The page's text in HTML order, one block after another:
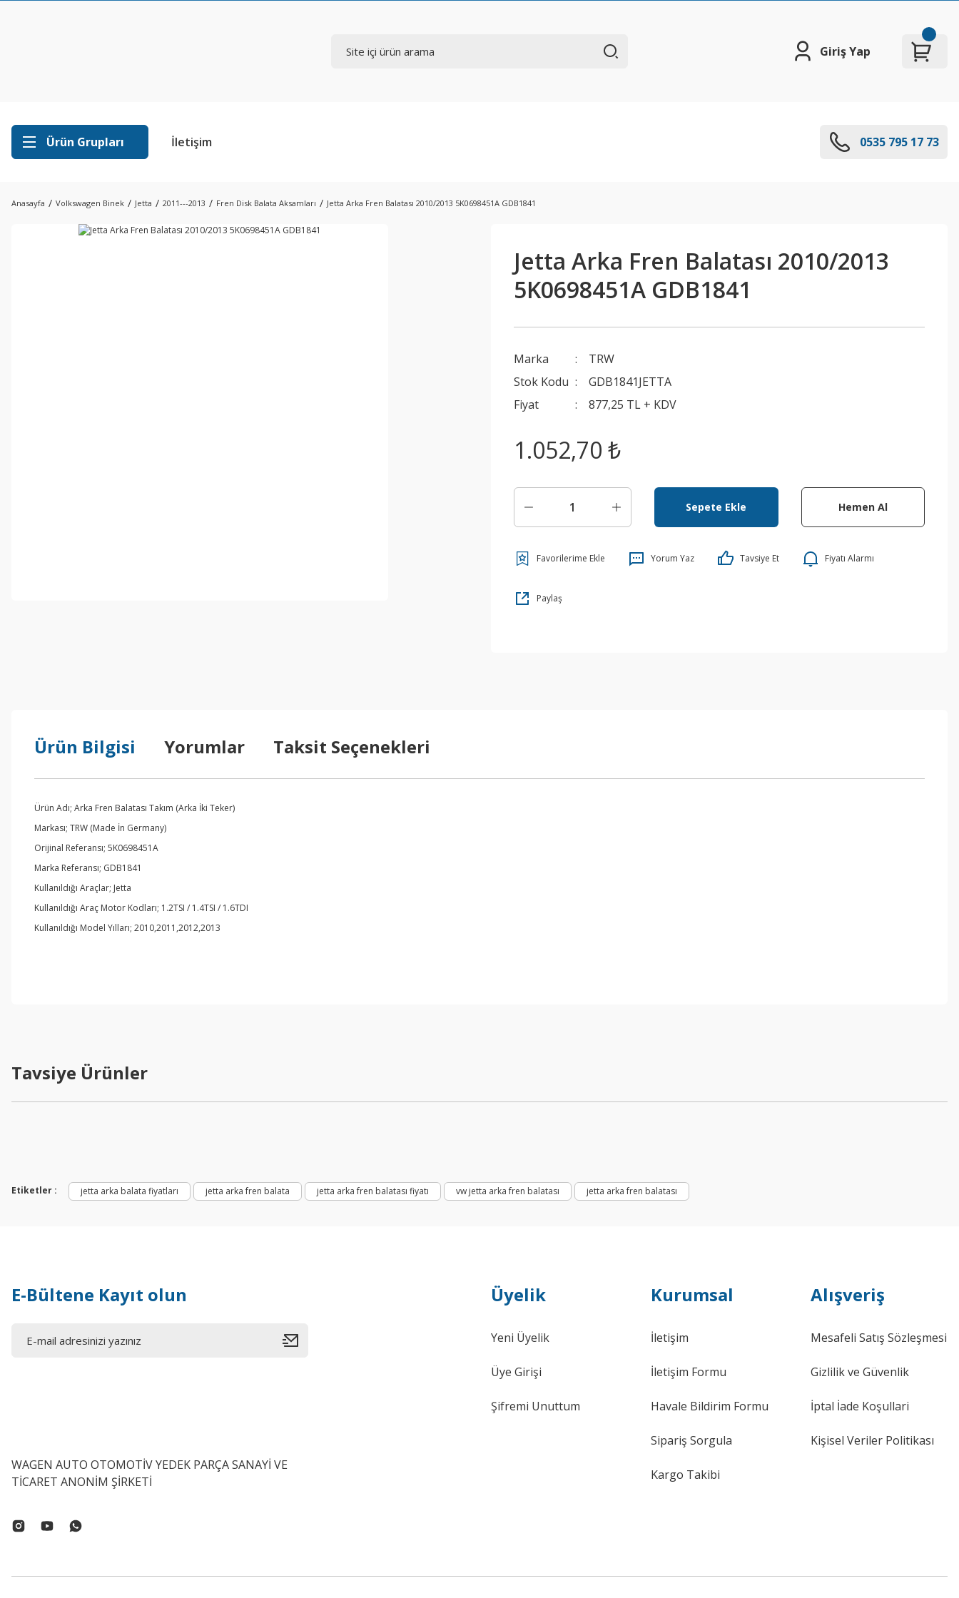
Giriş Yap
Ürün Grupları İletişim 0535 795 17 73
Anasayfa Volkswagen Binek Jetta 2011---2013 Fren Disk Balata Aksamları Jetta Arka Fren Balatası 2010/2013 5K0698451A GDB1841
Jetta Arka Fren Balatası 2010/2013
5K0698451A GDB1841
Marka
TRW
Stok Kodu
GDB1841JETTA
Fiyat
877,25 TL + KDV
1.052,70 ₺
Sepete Ekle Hemen Al
Yorum Yaz Tavsiye Et Fiyatı Alarmı
Paylaş
Ürün Bilgisi Yorumlar Taksit Seçenekleri
Ürün Adı; Arka Fren Balatası Takım (Arka İki Teker)
Markası; TRW (Made İn Germany)
Orijinal Referansı; 5K0698451A
Marka Referansı; GDB1841
Kullanıldığı Araçlar; Jetta
Kullanıldığı Araç Motor Kodları; 1.2TSI / 1.4TSI / 1.6TDI
Kullanıldığı Model Yılları; 2010,2011,2012,2013
Tavsiye Ürünler
OPTIMAL (Made In Germany)
Volkswagen Jetta Ön Fren Balatası OPTİMAL - 12079 - 1K0698151A
Volkswagen Jetta Ön Fren Diski Takım OPTİMAL - 1K0615301AK / BS-8020
Etiketler : jetta arka balata fiyatları jetta arka fren balata jetta arka fren balatası fiyatı vw jetta arka fren balatası jetta arka fren balatası
E-Bültene Kayıt olun
WAGEN AUTO OTOMOTİV YEDEK PARÇA SANAYİ VE
TİCARET ANONİM ŞİRKETİ
Üyelik
Yeni Üyelik
Üye Girişi
Şifremi Unuttum
Kurumsal
İletişim
İletişim Formu
Havale Bildirim Formu
Sipariş Sorgula
Kargo Takibi
Alışveriş
Mesafeli Satış Sözleşmesi
Gizlilik ve Güvenlik
İptal İade Koşullari
Kişisel Veriler Politikası